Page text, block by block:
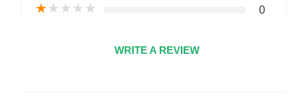
★★★★★ 0
WRITE A REVIEW